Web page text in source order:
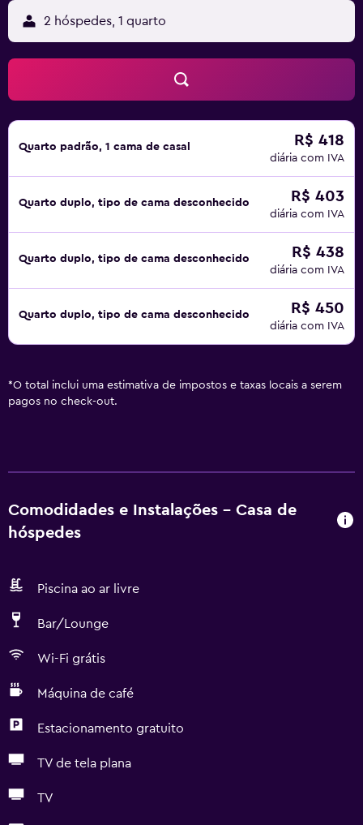
2 hóspedes, 1 quarto
Quarto padrão, 1 cama de casal R$ 418
diária com IVA
Quarto duplo, tipo de cama desconhecido R$ 403
diária com IVA
Quarto duplo, tipo de cama desconhecido R$ 438
diária com IVA
Quarto duplo, tipo de cama desconhecido R$ 450
diária com IVA
*O total inclui uma estimativa de impostos e taxas locais a serem
pagos no check-out.
Comodidades e Instalações - Casa de
hóspedes
Piscina ao ar livre
Bar/Lounge
Wi-Fi grátis
Máquina de café
Estacionamento gratuito
TV de tela plana
TV